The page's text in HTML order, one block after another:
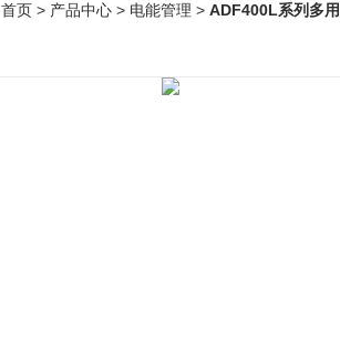
首页 > 产品中心 > 电能管理 > ADF400L系列多